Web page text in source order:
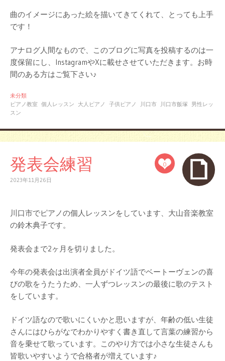
曲のイメージにあった絵を描いてきてくれて、とっても上手
です！
アナログ人間なもので、このブログに写真を投稿するのは一
度保留にし、InstagramやXに載せさせていただきます。お時
間のある方はご覧下さい♪
未分類
ピアノ教室 個人レッスン 大人ピアノ 子供ピアノ 川口市 川口市飯塚 男性レッ
スン
0
発表会練習
2023年11月26日
川口市でピアノの個人レッスンをしています、大山音楽教室
の鈴木典子です。
発表会まで2ヶ月を切りました。
今年の発表会は出演者全員がドイツ語でベートーヴェンの喜
びの歌をうたうため、一人ずつレッスンの最後に歌のテスト
をしています。
ドイツ語なので歌いにくいかと思いますが、年齢の低い生徒
さんにはひらがなでわかりやすく書き直して言葉の練習から
音を乗せて歌っています。このやり方では小さな生徒さんも
皆歌いやすいようで合格者が増えています♪